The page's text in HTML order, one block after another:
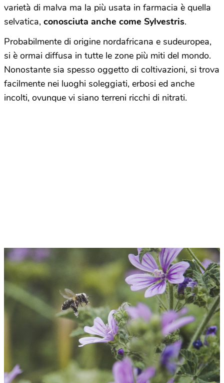
varietà di malva ma la più usata in farmacia è quella
selvatica, conosciuta anche come Sylvestris.
Probabilmente di origine nordafricana e sudeuropea,
si è ormai diffusa in tutte le zone più miti del mondo.
Nonostante sia spesso oggetto di coltivazioni, si trova
facilmente nei luoghi soleggiati, erbosi ed anche
incolti, ovunque vi siano terreni ricchi di nitrati.